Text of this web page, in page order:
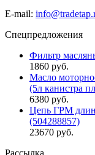
E-mail:
Спецпредложения
Фильтр
1860 руб.
Масло
(5л канистра
6380 руб.
Цепь ГРМ
(504288857)
23670 руб.
Рассылка